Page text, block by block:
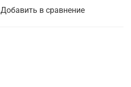
Добавить в сравнение